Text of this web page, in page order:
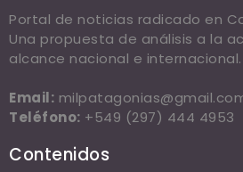
Portal de noticias radicado en
Una propuesta de análisis a la
alcance nacional e internacional.
Email:
Teléfono: +549 (297) 444 4953
Contenidos